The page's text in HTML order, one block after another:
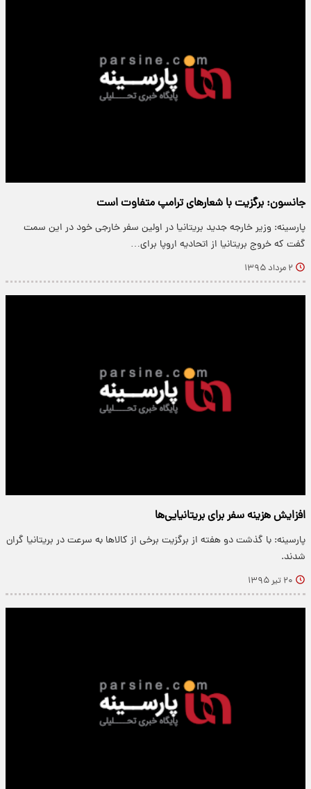
جانسون: برگزیت با شعارهای ترامپ متفاوت است
پارسینه: وزیر خارجه جدید بریتانیا در اولین سفر خارجی خود در این سمت
گفت که خروج بریتانیا از اتحادیه اروپا برای…
۲ مرداد ۱۳۹۵
افزایش هزینه سفر برای بریتانیایی‌ها
پارسینه: با گذشت دو هفته از برگزیت برخی از کالا‌ها به سرعت در بریتانیا گران
شدند.
۲۰ تیر ۱۳۹۵